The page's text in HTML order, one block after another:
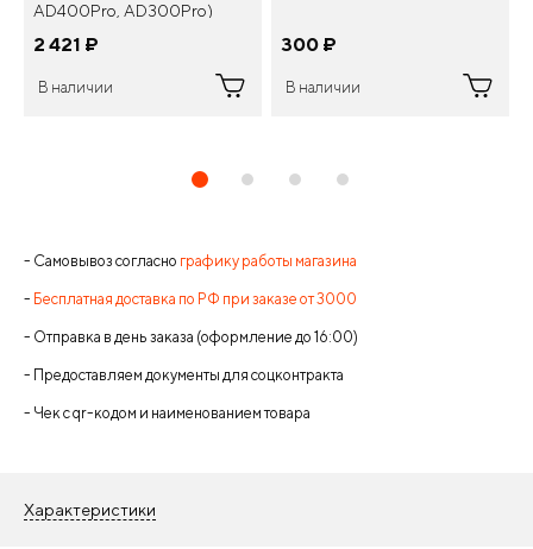
AD400Pro, AD300Pro)
2 421 ¤
В наличии
300 ¤
В наличии
- Самовывоз согласно графику работы магазина
- Бесплатная доставка по РФ при заказе от 3000
- Отправка в день заказа (оформление до 16:00)
- Предоставляем документы для соцконтракта
- Чек с qr-кодом и наименованием товара
Характеристики